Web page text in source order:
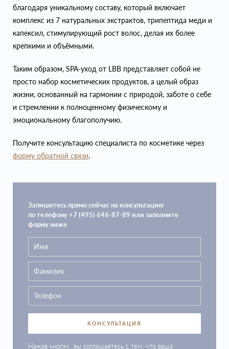
благодаря уникальному составу, который включает
комплекс из 7 натуральных экстрактов, трипептида меди и
капексил, стимулирующий рост волос, делая их более
крепкими и объёмными.
Таким образом, SPA-уход от LBB представляет собой не
просто набор косметических продуктов, а целый образ
жизни, основанный на гармонии с природой, заботе о себе
и стремлении к полноценному физическому и
эмоциональному благополучию.
Получите консультацию специалиста по косметике через
форму обратной связи.
Запишитесь прямо сейчас на консультацию
по телефону +7 (495) 646-87-89 или заполните
форму ниже
КОНСУЛЬТАЦИЯ
Нажав кнопку, вы соглашаетесь с тем, что ваша